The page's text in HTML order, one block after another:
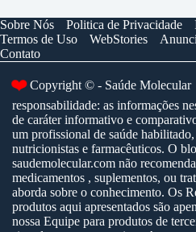
Sobre Nós Politica de Privacidade
Termos de Uso
WebStories
Contato
❤️Copyright © - Saúde Molecular
responsabilidade: as informações
de caráter informativo e
um profissional de saúde
nutricionistas e farmacêuticos. O
saudemolecular.com não
medicamentos , suplementos, ou
aborda sobre o conhecimento. Os
produtos aqui apresentados são
nossa Equipe para produtos de